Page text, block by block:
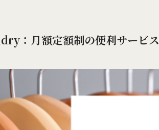
：月額定額制の便利サービス